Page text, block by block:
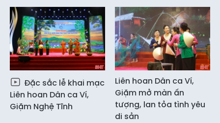
Đặc sắc lễ khai mạc
Liên hoan Dân ca Ví,
Giặm Nghệ Tĩnh
Liên hoan Dân ca Ví,
Giặm mở màn ấn
tượng, lan tỏa tình yêu
di sản